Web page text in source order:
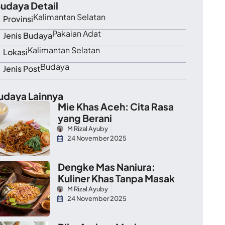
Detail
ProvinsiKalimantan Selatan
Jenis BudayaPakaian Adat
LokasiKalimantan Selatan
Jenis PostBudaya
Lainnya
Mie Khas Aceh: Cita Rasa
yang Berani
M Rizal Ayuby
24 November 2025
Dengke Mas Naniura:
Kuliner Khas Tanpa Masak
M Rizal Ayuby
24 November 2025